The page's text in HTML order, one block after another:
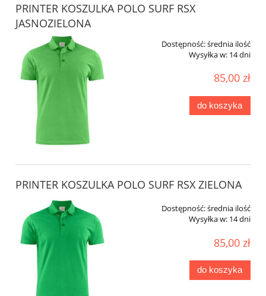
PRINTER KOSZULKA POLO SURF RSX
JASNOZIELONA
Dostępność:średnia ilość
Wysyłka w: 14 dni
85,00 zł
do koszyka
PRINTER KOSZULKA POLO SURF RSX ZIELONA
Dostępność:średnia ilość
Wysyłka w: 14 dni
85,00 zł
do koszyka